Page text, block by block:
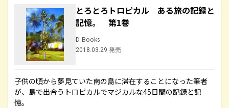
とろとろトロピカル ある旅の記録と
記憶。 第1巻
D-Books
2018.03.29 発売
子供の頃から夢見ていた南の島に滞在することになった筆者
が、島で出合うトロピカルでマジカルな45日間の記録と記
憶。